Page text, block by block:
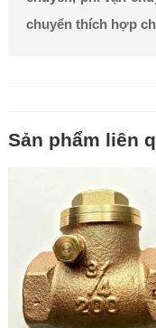
chuyển thích hợp
Sản phẩm liên